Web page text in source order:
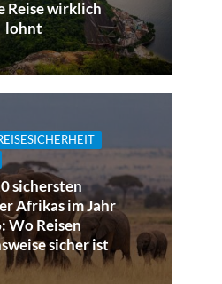
Reise wirklich
lohnt
sichersten
Afrikas im Jahr
Wo Reisen
sicher ist